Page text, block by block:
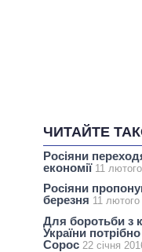
ЧИТАЙТЕ
Росіяни
економії 11
Росіяни
березня 11
Для боротьби з
України
Сорос 22 січня